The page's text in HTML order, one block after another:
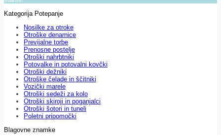
Kategorija Potepanje
Nosilke za otroke
Otroške denarnice
Previjalne torbe
Prenosne postelje
Otroški nahrbtniki
Potovalke in potovalni kovčki
Otroški dežniki
Otroške čelade in ščitniki
Vozički marele
Otroški sedeži za kolo
Otroški skiroji in poganjalci
Otroški šotori in tuneli
Poletni pripomočki
Blagovne znamke